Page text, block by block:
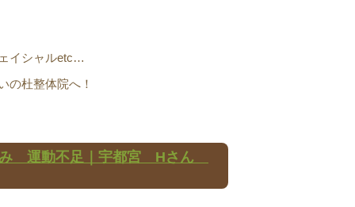
イシャルetc…
の杜整体院へ！
運動不足｜宇都宮 Hさん